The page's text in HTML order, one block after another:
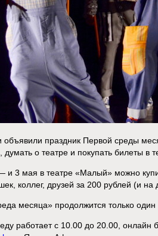
объявили праздник Первой среды
думать о театре и покупать билеты в
и 3 мая в театре «Малый» можно
коллег, друзей за 200 рублей (и на
месяца» продолжится только
работает с 10.00 до 20.00, онлайн